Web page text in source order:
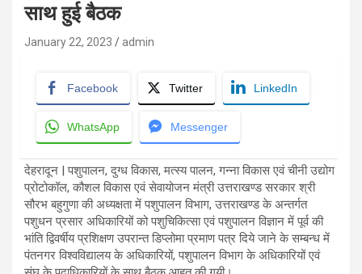
साथ हुई बैठक
January 22, 2023 admin
Facebook Twitter LinkedIn
WhatsApp Messenger
देहरादून | पशुपालन, दुग्ध विकास, मत्स्य पालन, गन्ना विकास एवं चीनी उद्योग
प्रोटोकॉल, कौशल विकास एवं सेवायोजन मंत्री उत्तराखण्ड सरकार श्री
सौरभ बहुगुणा की अध्यक्षता में पशुपालन विभाग, उत्तराखण्ड के अन्तर्गत
पशुधन प्रसार अधिकारियों को पशुचिकित्सा एवं पशुपालन विज्ञान में पूर्व की
भांति द्विवर्षीय प्रशिक्षण उपरान्त डिप्लोमा प्रमाण पत्र दिये जाने के सम्बन्ध में
पंतनगर विश्वविद्यालय के अधिकारियों, पशुपालन विभाग के अधिकारियों एवं